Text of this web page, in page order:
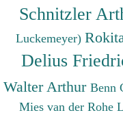
Schnitzler
Luckemeyer)
Delius
Walter Arthur Benn
Mies van der Rohe